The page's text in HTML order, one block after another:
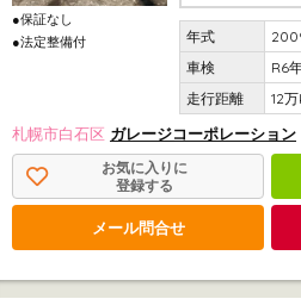
●保証なし
●法定整備付
R6
12
札幌市白石区 ガレージコーポレーション
お気に入りに
登録する
メール問合せ